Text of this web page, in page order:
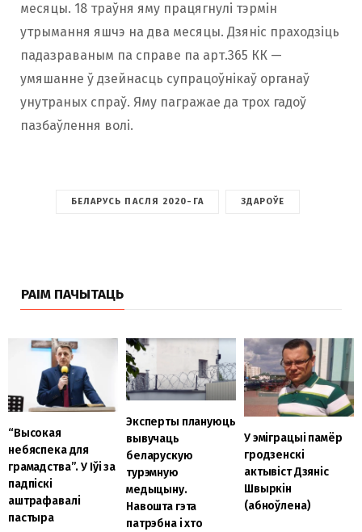
месяцы. 18 траўня яму працягнулі тэрмін
утрымання яшчэ на два месяцы. Дзяніс праходзіць
падазраваным па справе па арт.365 КК —
умяшанне ў дзейнасць супрацоўнікаў органаў
унутраных спраў. Яму пагражае да трох гадоў
пазбаўлення волі.
БЕЛАРУСЬ ПАСЛЯ 2020-ГА ЗДАРОЎЕ
РАІМ ПАЧЫТАЦЬ
“Высокая
небяспека для
грамадства”. У Іўі за
падпіскі
аштрафавалі
пастыра
Эксперты плануюць
вывучаць
беларускую
турэмную
медыцыну.
Навошта гэта
патрэбна і хто
У эміграцыі памёр
гродзенскі
актывіст Дзяніс
Швыркін
(абноўлена)